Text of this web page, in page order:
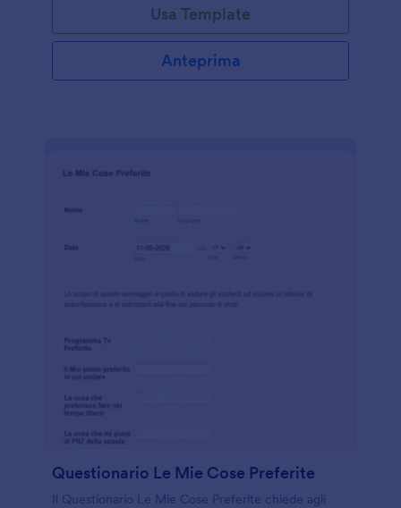
personalizzare il modulo per adattarlo al tuo stile,
incorporarlo nel tuo sito web o condividerlo con un
link e ottenere le informazioni necessarie per la tua
attività. Se gestisci un hotel, un'agenzia viaggi o un
la tua attività e ricevi una notifica non appena hanno
integrazioni, puoi sincronizzare le risposte con le tue
e altre ancora!
Usa Template
Anteprima
Questionario Le Mie Cose Preferite
Il Questionario Le Mie Cose Preferite chiede agli